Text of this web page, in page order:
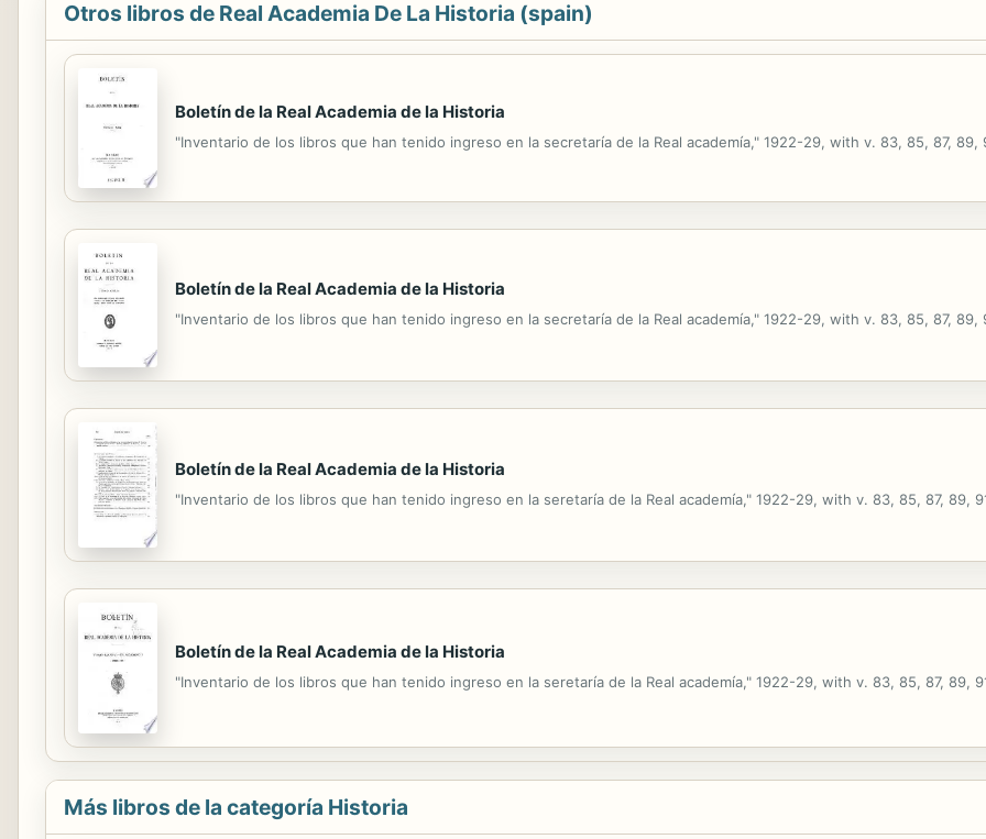
Otros libros de Real Academia De La Historia (spain)
Boletín de la Real Academia de la Historia
"Inventario de los libros que han tenido ingreso en la secretaría de la Real academía," 1922-29, with v. 83, 85, 87, 89,
Boletín de la Real Academia de la Historia
"Inventario de los libros que han tenido ingreso en la secretaría de la Real academía," 1922-29, with v. 83, 85, 87, 89,
Boletín de la Real Academia de la Historia
"Inventario de los libros que han tenido ingreso en la seretaría de la Real academía," 1922-29, with v. 83, 85, 87, 89,
Boletín de la Real Academia de la Historia
"Inventario de los libros que han tenido ingreso en la seretaría de la Real academía," 1922-29, with v. 83, 85, 87, 89,
Más libros de la categoría Historia